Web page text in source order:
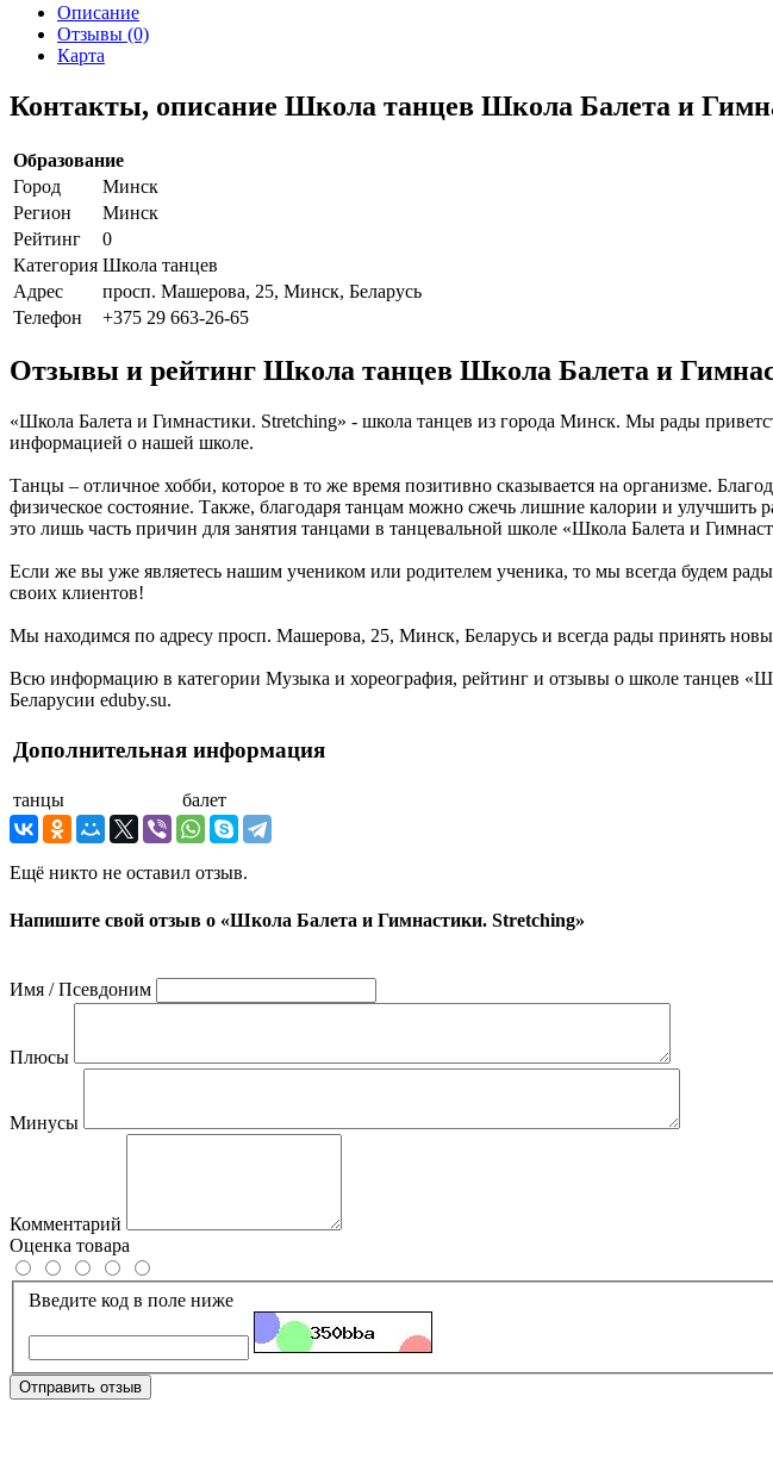
Описание
Отзывы (0)
Карта
Контакты, описание Школа танцев Школа Балета и
Образование
Город
Минск
Регион
Минск
Рейтинг
0
Категория Школа танцев
Адрес
просп. Машерова, 25, Минск, Беларусь
Телефон
+375 29 663-26-65
Отзывы и рейтинг Школа танцев Школа Балета и
«Школа Балета и Гимнастики. Stretching» - школа танцев из города Минск. Мы рады
информацией о нашей школе.
Танцы – отличное хобби, которое в то же время позитивно сказывается на организме.
физическое состояние. Также, благодаря танцам можно сжечь лишние калории и
это лишь часть причин для занятия танцами в танцевальной школе «Школа Балета и
Если же вы уже являетесь нашим учеником или родителем ученика, то мы всегда будем
своих клиентов!
Мы находимся по адресу просп. Машерова, 25, Минск, Беларусь и всегда рады принять
Всю информацию в категории Музыка и хореография, рейтинг и отзывы о школе танцев
Беларусии eduby.su.
Дополнительная информация
танцы балет
Ещё никто не оставил отзыв.
Напишите свой отзыв о «Школа Балета и Гимнастики. Stretching»
Имя / Псевдоним
Плюсы
Минусы
Комментарий
Оценка товара
Введите код в поле ниже
Отправить отзыв